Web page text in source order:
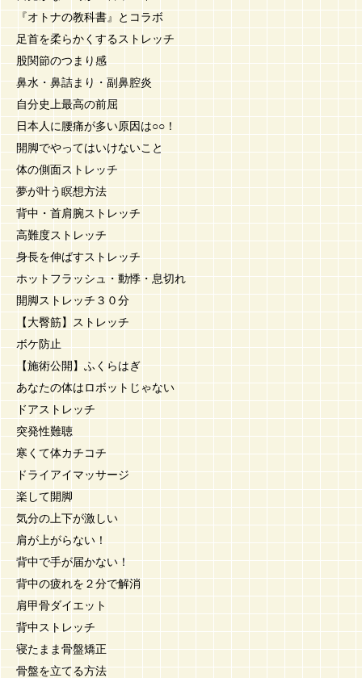
『オトナの教科書』とコラボ
足首を柔らかくするストレッチ
股関節のつまり感
鼻水・鼻詰まり・副鼻腔炎
自分史上最高の前屈
日本人に腰痛が多い原因は○○！
開脚でやってはいけないこと
体の側面ストレッチ
夢が叶う瞑想方法
背中・首肩腕ストレッチ
高難度ストレッチ
身長を伸ばすストレッチ
ホットフラッシュ・動悸・息切れ
開脚ストレッチ３０分
【大臀筋】ストレッチ
ボケ防止
【施術公開】ふくらはぎ
あなたの体はロボットじゃない
ドアストレッチ
突発性難聴
寒くて体カチコチ
ドライアイマッサージ
楽して開脚
気分の上下が激しい
肩が上がらない！
背中で手が届かない！
背中の疲れを２分で解消
肩甲骨ダイエット
背中ストレッチ
寝たまま骨盤矯正
骨盤を立てる方法